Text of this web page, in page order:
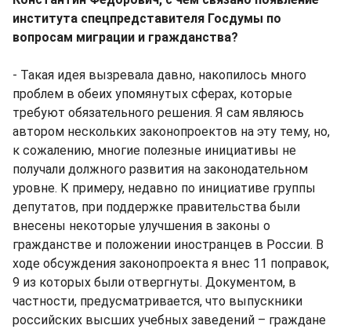
института спецпредставителя Госдумы по
вопросам миграции и гражданства?
- Такая идея вызревала давно, накопилось много
проблем в обеих упомянутых сферах, которые
требуют обязательного решения. Я сам являюсь
автором нескольких законопроектов на эту тему, но,
к сожалению, многие полезные инициативы не
получали должного развития на законодательном
уровне. К примеру, недавно по инициативе группы
депутатов, при поддержке правительства были
внесены некоторые улучшения в законы о
гражданстве и положении иностранцев в России. В
ходе обсуждения законопроекта я внес 11 поправок,
9 из которых были отвергнуты. Документом, в
частности, предусматривается, что выпускники
российских высших учебных заведений – граждане